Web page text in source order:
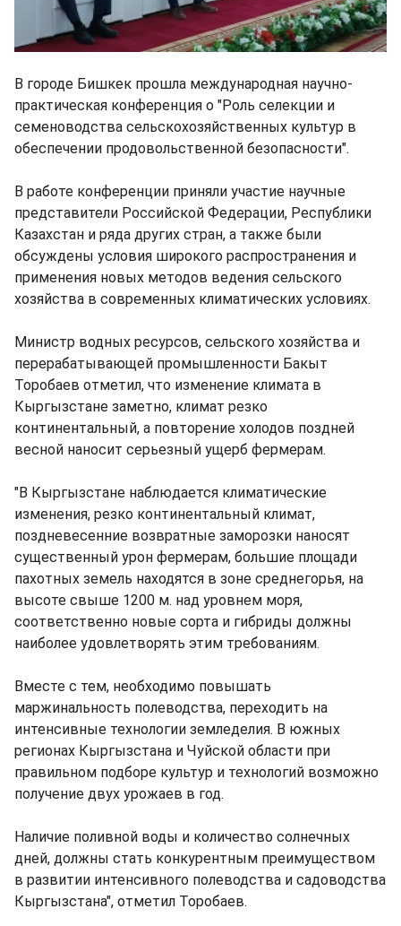
В городе Бишкек прошла международная научно-
практическая конференция о "Роль селекции и
семеноводства сельскохозяйственных культур в
обеспечении продовольственной безопасности".
В работе конференции приняли участие научные
представители Российской Федерации, Республики
Казахстан и ряда других стран, а также были
обсуждены условия широкого распространения и
применения новых методов ведения сельского
хозяйства в современных климатических условиях.
Министр водных ресурсов, сельского хозяйства и
перерабатывающей промышленности Бакыт
Торобаев отметил, что изменение климата в
Кыргызстане заметно, климат резко
континентальный, а повторение холодов поздней
весной наносит серьезный ущерб фермерам.
"В Кыргызстане наблюдается климатические
изменения, резко континентальный климат,
поздневесенние возвратные заморозки наносят
существенный урон фермерам, большие площади
пахотных земель находятся в зоне среднегорья, на
высоте свыше 1200 м. над уровнем моря,
соответственно новые сорта и гибриды должны
наиболее удовлетворять этим требованиям.
Вместе с тем, необходимо повышать
маржинальность полеводства, переходить на
интенсивные технологии земледелия. В южных
регионах Кыргызстана и Чуйской области при
правильном подборе культур и технологий возможно
получение двух урожаев в год.
Наличие поливной воды и количество солнечных
дней, должны стать конкурентным преимуществом
в развитии интенсивного полеводства и садоводства
Кыргызстана", отметил Торобаев.